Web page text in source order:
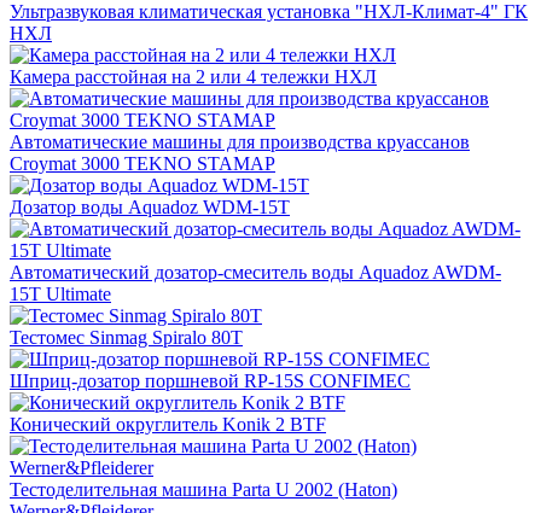
Ультразвуковая климатическая установка "НХЛ-Климат-4" ГК
НХЛ
Камера расстойная на 2 или 4 тележки НХЛ
Автоматические машины для производства круассанов
Croymat 3000 TEKNO STAMAP
Дозатор воды Aquadoz WDM-15T
Автоматический дозатор-смеситель воды Aquadoz AWDM-
15T Ultimate
Тестомес Sinmag Spiralo 80T
Шприц-дозатор поршневой RP-15S CONFIMEC
Конический округлитель Konik 2 BTF
Тестоделительная машина Parta U 2002 (Haton)